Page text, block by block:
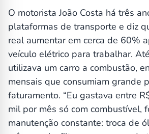
O motorista João Costa há três
plataformas de transporte e diz
real aumentar em cerca de 60%
veículo elétrico para trabalhar.
utilizava um carro a combustão,
mensais que consumiam grande
faturamento. “Eu gastava entre
mil por mês só com combustível,
manutenção constante: troca de